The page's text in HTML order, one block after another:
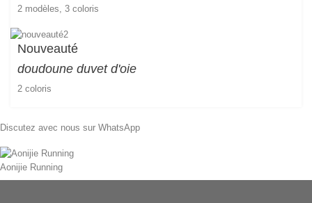
2 modèles, 3 coloris
Nouveauté
doudoune duvet d'oie
2 coloris
Discutez avec nous sur WhatsApp
Aonijie Running